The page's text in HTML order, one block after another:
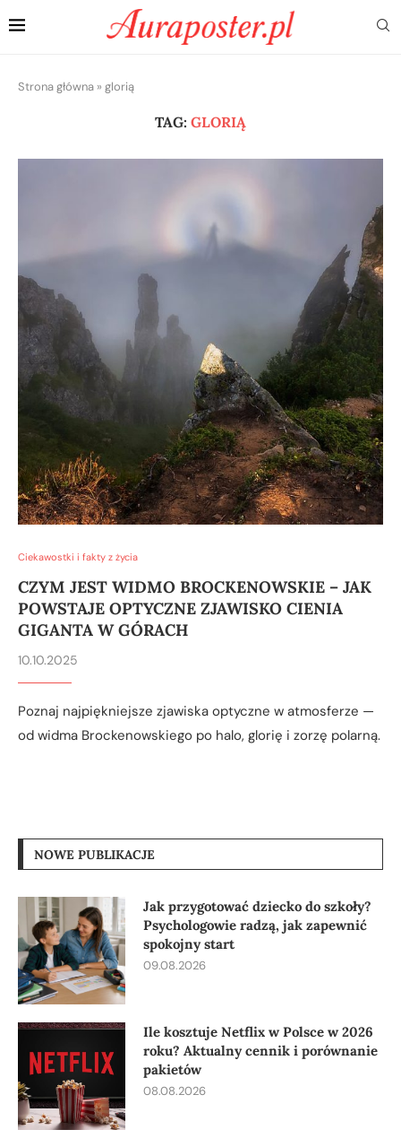
Strona główna » glorią
TAG: GLORIĄ
Ciekawostki i fakty z życia
CZYM JEST WIDMO BROCKENOWSKIE – JAK
POWSTAJE OPTYCZNE ZJAWISKO CIENIA
GIGANTA W GÓRACH
10.10.2025
Poznaj najpiękniejsze zjawiska optyczne w atmosferze —
od widma Brockenowskiego po halo, glorię i zorzę polarną.
NOWE PUBLIKACJE
Jak przygotować dziecko do szkoły?
Psychologowie radzą, jak zapewnić
spokojny start
09.08.2026
Ile kosztuje Netflix w Polsce w 2026
roku? Aktualny cennik i porównanie
pakietów
08.08.2026